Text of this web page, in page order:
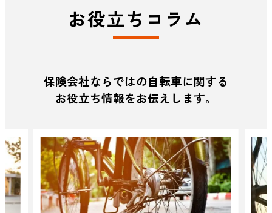
お役立ちコラム
保険会社ならではの自転車に関する
お役立ち情報をお伝えします。